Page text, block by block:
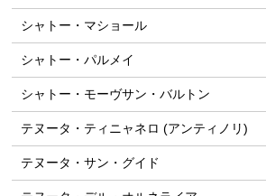
シャトー・マショール
シャトー・パルメイ
シャトー・モーヴサン・バルトン
テヌータ・ティニャネロ (アンティノリ)
テヌータ・サン・グイド